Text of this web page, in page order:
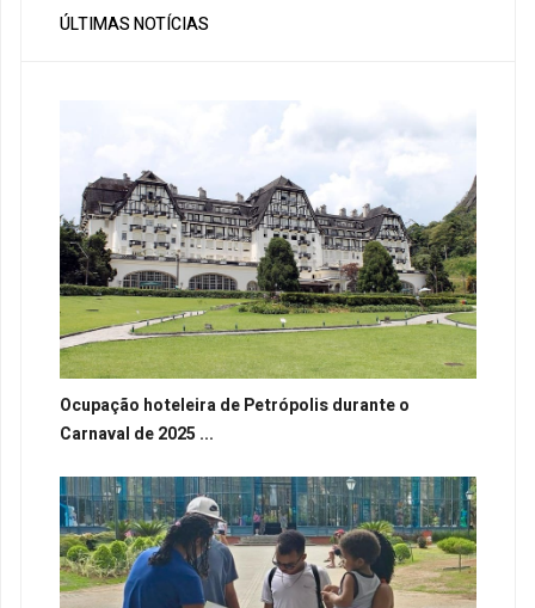
ÚLTIMAS NOTÍCIAS
Ocupação hoteleira de Petrópolis durante o
Carnaval de 2025 ...